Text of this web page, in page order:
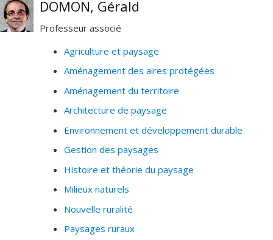
DOMON, Gérald
Professeur associé
Agriculture et paysage
Aménagement des aires protégées
Aménagement du territoire
Architecture de paysage
Environnement et développement durable
Gestion des paysages
Histoire et théorie du paysage
Milieux naturels
Nouvelle ruralité
Paysages ruraux